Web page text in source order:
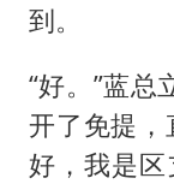
到。
“好。”蓝总
开了免提，
好，我是区